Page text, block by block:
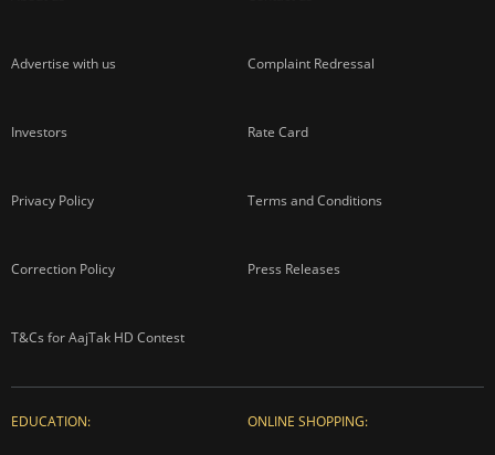
Advertise with us Complaint Redressal
Investors Rate Card
Privacy Policy Terms and Conditions
Correction Policy Press Releases
T&Cs for AajTak HD Contest
EDUCATION: ONLINE SHOPPING: